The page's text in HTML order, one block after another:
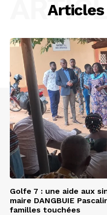
Articles
Golfe 7 : une aide aux
maire DANGBUIE
familles touchées